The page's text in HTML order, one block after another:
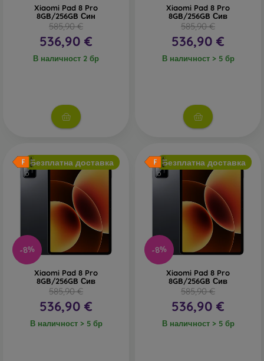
Xiaomi Pad 8 Pro
8GB/256GB Син
585,90 €
536,90 €
В наличност 2 бр
Xiaomi Pad 8 Pro
8GB/256GB Сив
585,90 €
536,90 €
В наличност > 5 бр
-8%
Безплатна доставка
Xiaomi Pad 8 Pro
8GB/256GB Сив
585,90 €
536,90 €
В наличност > 5 бр
-8%
Безплатна доставка
Xiaomi Pad 8 Pro
8GB/256GB Сив
585,90 €
536,90 €
В наличност > 5 бр